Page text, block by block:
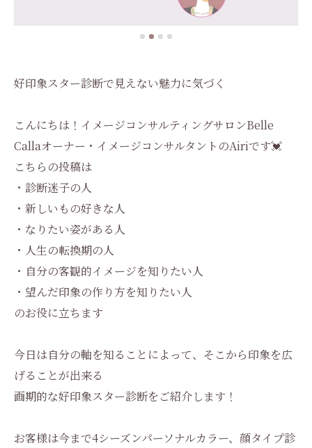
好印象スター診断で見えない魅力に気づく
こんにちは！イメージコンサルティングサロンBelle
Callaオーナー・イメージコンサルタントのAiriです💓
こちらの投稿は
・診断迷子の人
・新しいもの好きな人
・なりたい姿がある人
・人生の転換期の人
・自分の客観的イメージを知りたい人
・望んだ印象の作り方を知りたい人
のお役に立ちます
今日は自分の軸を知ることによって、そこから印象を広
げることが出来る
画期的な好印象スター診断をご紹介します！
お客様は今まで4シーズンパーソナルカラー、顔タイプ診